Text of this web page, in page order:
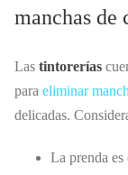
manchas de
Las tintorerías
para eliminar
delicadas.
La prenda es